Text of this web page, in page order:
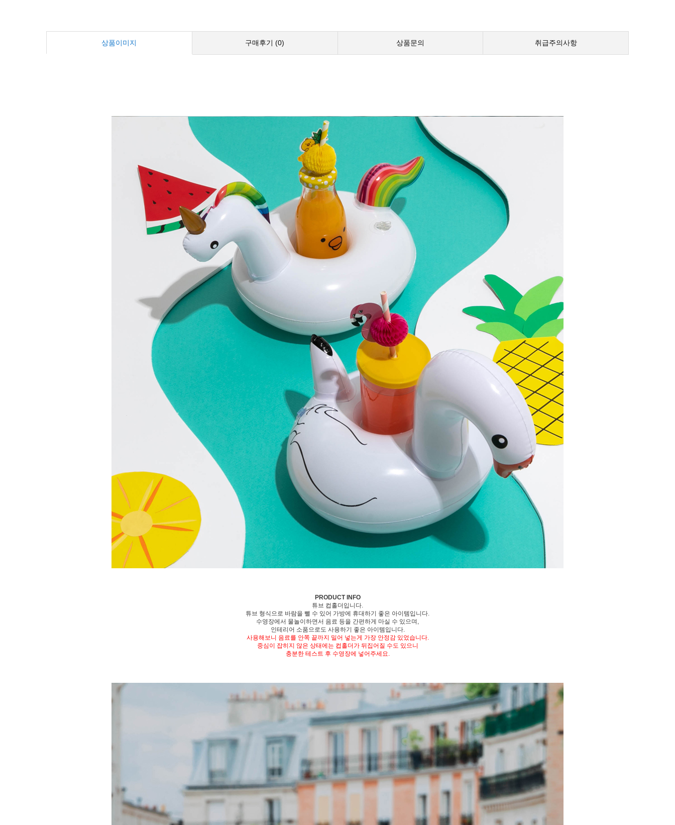
상품이미지 구매후기 (0) 상품문의 취급주의사항
PRODUCT INFO
튜브 컵홀더입니다.
튜브 형식으로 바람을 뺄 수 있어 가방에 휴대하기 좋은 아이템입니다.
수영장에서 물놀이하면서 음료 등을 간편하게 마실 수 있으며,
인테리어 소품으로도 사용하기 좋은 아이템입니다.
사용해보니 음료를 안쪽 끝까지 밀어 넣는게 가장 안정감 있었습니다.
중심이 잡히지 않은 상태에는 컵홀더가 뒤집어질 수도 있으니
충분한 테스트 후 수영장에 넣어주세요.